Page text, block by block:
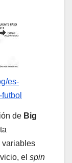
es-
de Big
variables
el spin